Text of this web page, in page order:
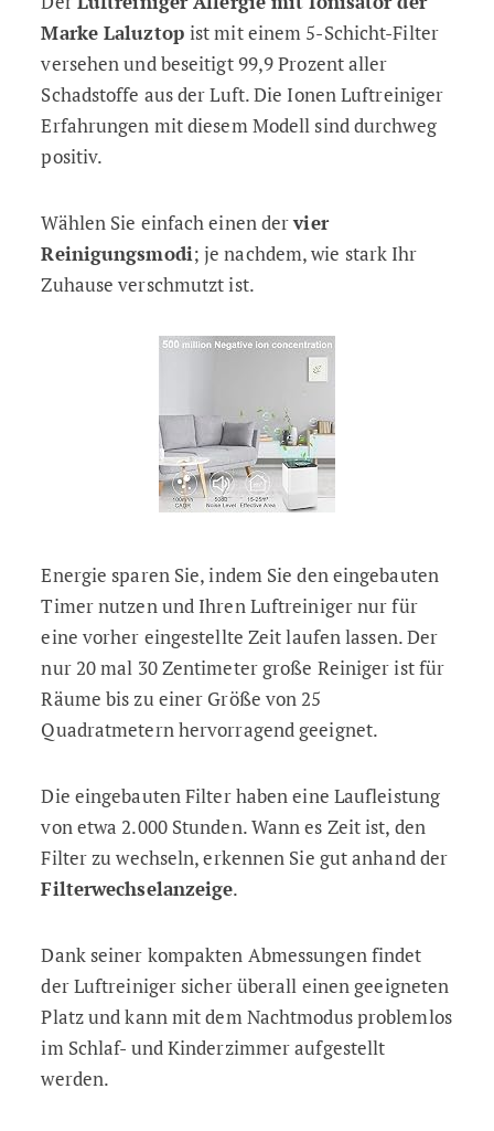
Marke Laluztop ist mit einem 5-Schicht-Filter
versehen und beseitigt 99,9 Prozent aller
Schadstoffe aus der Luft. Die Ionen Luftreiniger
Erfahrungen mit diesem Modell sind durchweg
positiv.
Wählen Sie einfach einen dervier
Reinigungsmodi; je nachdem, wie stark Ihr
Zuhause verschmutzt ist.
Energie sparen Sie, indem Sie den eingebauten
Timer nutzen und Ihren Luftreiniger nur für
eine vorher eingestellte Zeit laufen lassen. Der
nur 20 mal 30 Zentimeter große Reiniger ist für
Räume bis zu einer Größe von 25
Quadratmetern hervorragend geeignet.
Die eingebauten Filter haben eine Laufleistung
von etwa 2.000 Stunden. Wann es Zeit ist, den
Filter zu wechseln, erkennen Sie gut anhand der
Filterwechselanzeige.
Dank seiner kompakten Abmessungen findet
der Luftreiniger sicher überall einen geeigneten
Platz und kann mit dem Nachtmodus problemlos
im Schlaf- und Kinderzimmer aufgestellt
werden.